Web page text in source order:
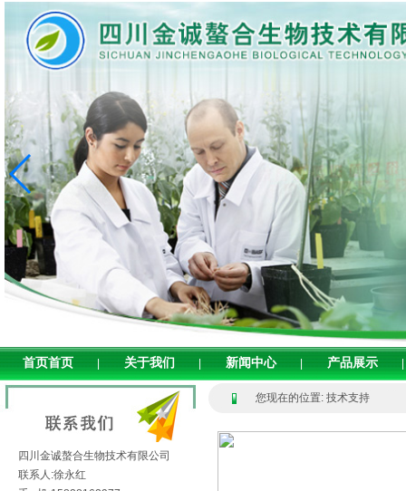
首页首页 关于我们 新闻中心 产品展示
四川金诚螯合生物技术有限公司
联系人:徐永红
您现在的位置: 技术支持